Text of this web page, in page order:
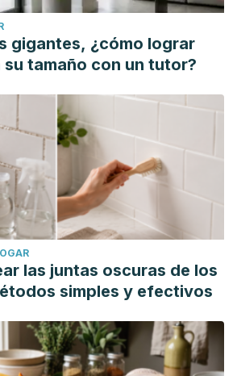
gigantes, ¿cómo lograr
tamaño con un tutor?
las juntas oscuras de los
simples y efectivos